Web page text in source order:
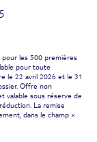
les 500 premières
pour toute
le 22 avril 2026 et le 31
Offre non
valable sous réserve de
La remise
dans le champ «